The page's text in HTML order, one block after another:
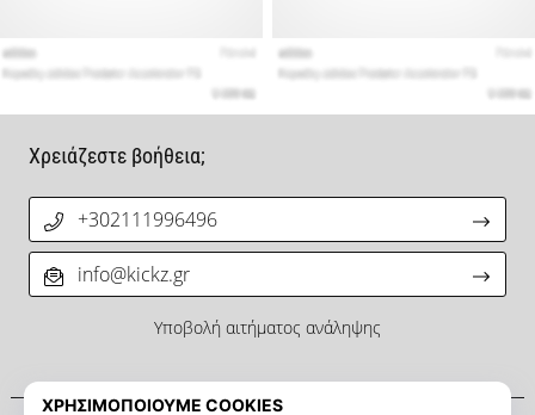
Χρειάζεστε βοήθεια;
+302111996496
info@kickz.gr
Υποβολή αιτήματος ανάληψης